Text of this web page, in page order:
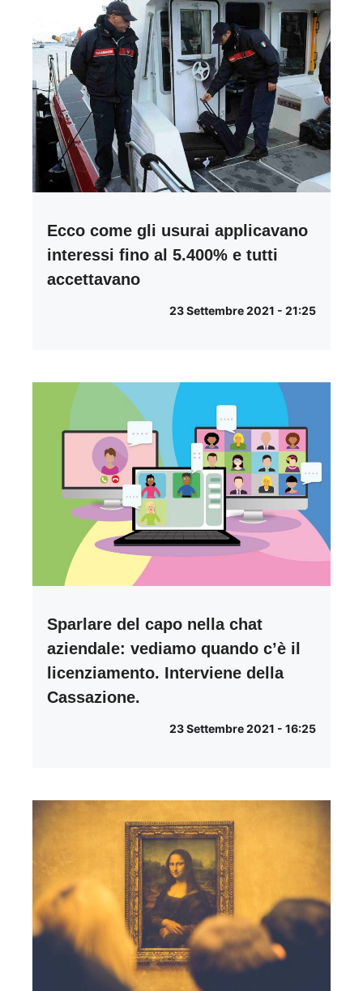
Ecco come gli usurai applicavano
interessi fino al 5.400% e tutti
accettavano
23 Settembre 2021 - 21:25
Sparlare del capo nella chat
aziendale: vediamo quando c’è il
licenziamento. Interviene della
Cassazione.
23 Settembre 2021 - 16:25